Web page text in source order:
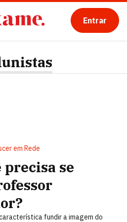
Entrar
em Rede
precisa se
fundir a imagem do